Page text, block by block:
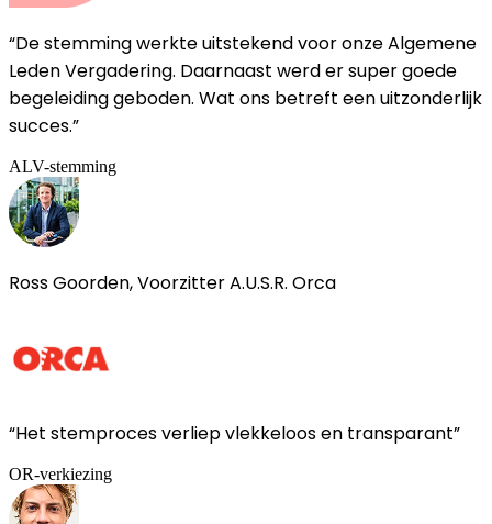
“De stemming werkte uitstekend voor onze Algemene
Leden Vergadering. Daarnaast werd er super goede
begeleiding geboden. Wat ons betreft een uitzonderlijk
succes.”
ALV-stemming
Ross Goorden, Voorzitter A.U.S.R. Orca
“Het stemproces verliep vlekkeloos en transparant”
OR-verkiezing